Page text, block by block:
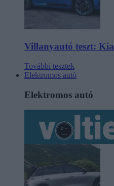
Villanyautó teszt:
További tesztek
Elektromos autó
Elektromos autó